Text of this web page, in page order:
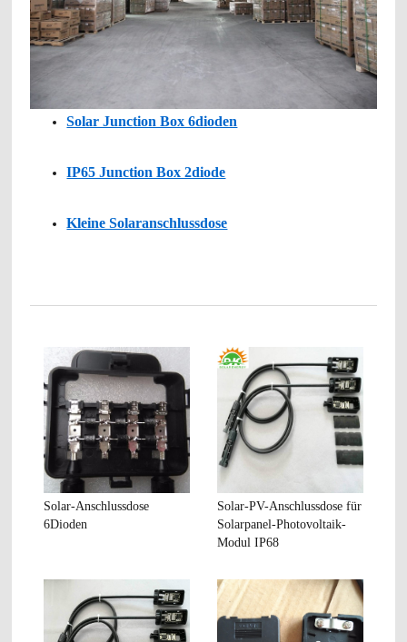
Solar Junction Box 6dioden
IP65 Junction Box 2diode
Kleine Solaranschlussdose
Solar-Anschlussdose
6Dioden
Solar-PV-Anschlussdose für
Solarpanel-Photovoltaik-
Modul IP68